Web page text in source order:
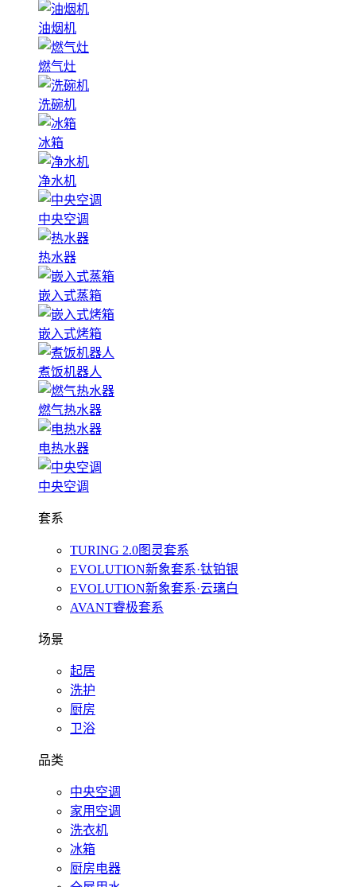
油烟机
燃气灶
洗碗机
冰箱
净水机
中央空调
热水器
嵌入式蒸箱
嵌入式烤箱
煮饭机器人
燃气热水器
电热水器
中央空调
套系
TURING 2.0图灵套系
EVOLUTION新象套系·钛铂银
EVOLUTION新象套系·云璃白
AVANT睿极套系
场景
起居
洗护
厨房
卫浴
品类
中央空调
家用空调
洗衣机
冰箱
厨房电器